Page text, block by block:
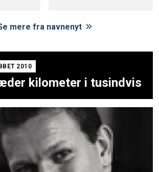
mere fra navnenyt
2010
kilometer i tusindvis